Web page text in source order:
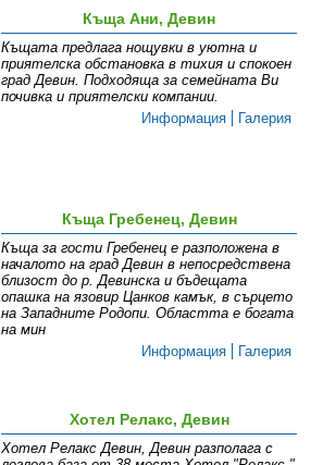
Къща Ани, Девин
Къщата предлага нощувки в уютна и
приятелска обстановка в тихия и спокоен
град Девин. Подходяща за семейната Ви
почивка и приятелски компании.
Информация
Галерия
Къща Гребенец, Девин
Къща за гости Гребенец е разположена в
началото на град Девин в непосредствена
близост до р. Девинска и бъдещата
опашка на язовир Цанков камък, в сърцето
на Западните Родопи. Областта е богата
на мин
Информация
Галерия
Хотел Релакс, Девин
Хотел Релакс Девин, Девин разполага с